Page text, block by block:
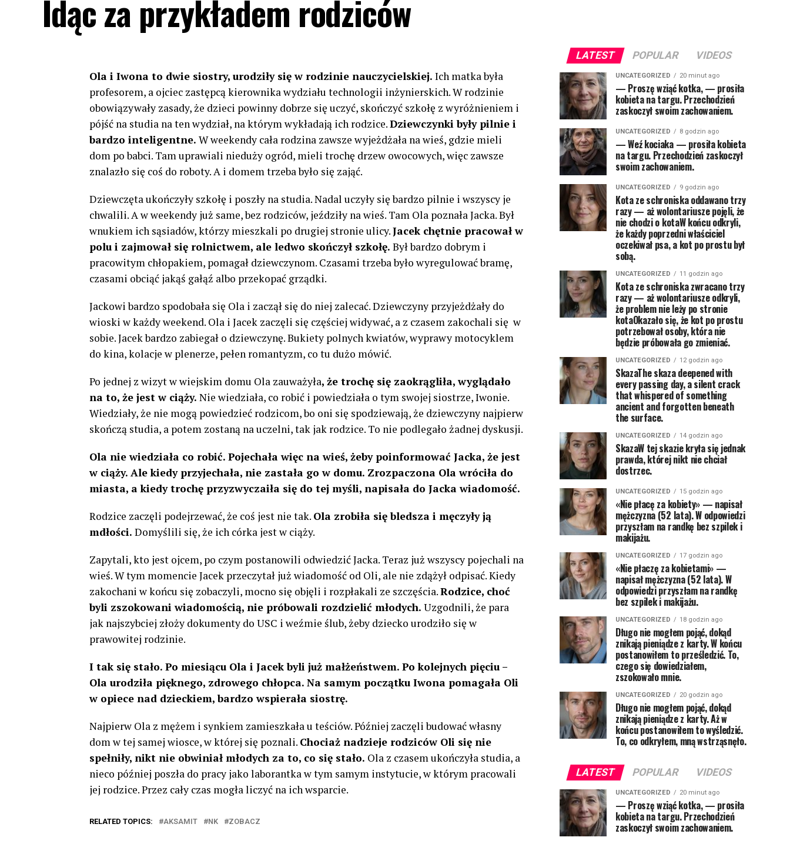
Idąc za przykładem rodziców
Ola i Iwona to dwie siostry, urodziły się w rodzinie nauczycielskiej. Ich matka była
profesorem, a ojciec zastępcą kierownika wydziału technologii inżynierskich. W rodzinie
obowiązywały zasady, że dzieci powinny dobrze się uczyć, skończyć szkołę z wyróżnieniem i
pójść na studia na ten wydział, na którym wykładają ich rodzice.Dziewczynki były pilnie i
bardzo inteligentne. W weekendy cała rodzina zawsze wyjeżdżała na wieś, gdzie mieli
dom po babci. Tam uprawiali nieduży ogród, mieli trochę drzew owocowych, więc zawsze
znalazło się coś do roboty. A i domem trzeba było się zająć.
Dziewczęta ukończyły szkołę i poszły na studia. Nadal uczyły się bardzo pilnie i wszyscy je
chwalili. A w weekendy już same, bez rodziców, jeździły na wieś. Tam Ola poznała Jacka. Był
wnukiem ich sąsiadów, którzy mieszkali po drugiej stronie ulicy.Jacek chętnie pracował w
polu i zajmował się rolnictwem, ale ledwo skończył szkołę. Był bardzo dobrym i
pracowitym chłopakiem, pomagał dziewczynom. Czasami trzeba było wyregulować bramę,
czasami obciąć jakąś gałąź albo przekopać grządki.
Jackowi bardzo spodobała się Ola i zaczął się do niej zalecać. Dziewczyny przyjeżdżały do ​​
wioski w każdy weekend. Ola i Jacek zaczęli się częściej widywać, a z czasem zakochali się w
sobie. Jacek bardzo zabiegał o dziewczynę. Bukiety polnych kwiatów, wyprawy motocyklem
do kina, kolacje w plenerze, pełen romantyzm, co tu dużo mówić.
Po jednej z wizyt w wiejskim domu Ola zauważyła, że trochę się zaokrągliła, wyglądało
na to, że jest w ciąży. Nie wiedziała, co robić i powiedziała o tym swojej siostrze, Iwonie.
Wiedziały, że nie mogą powiedzieć rodzicom, bo oni się spodziewają, że dziewczyny najpierw
skończą studia, a potem zostaną na uczelni, tak jak rodzice. To nie podlegało żadnej dyskusji.
Ola nie wiedziała co robić. Pojechała więc na wieś, żeby poinformować Jacka, że ​​jest
w ciąży. Ale kiedy przyjechała, nie zastała go w domu. Zrozpaczona Ola wróciła do
miasta, a kiedy trochę przyzwyczaiła się do tej myśli, napisała do Jacka wiadomość.
Rodzice zaczęli podejrzewać, że coś jest nie tak. Ola zrobiła się bledsza i męczyły ją
mdłości. Domyślili się, że ich córka jest w ciąży.
Zapytali, kto jest ojcem, po czym postanowili odwiedzić Jacka. Teraz już wszyscy pojechali na
wieś. W tym momencie Jacek przeczytał już wiadomość od Oli, ale nie zdążył odpisać. Kiedy
zakochani w końcu się zobaczyli, mocno się objęli i rozpłakali ze szczęścia.Rodzice, choć
byli zszokowani wiadomością, nie próbowali rozdzielić młodych. Uzgodnili, że para
jak najszybciej złoży dokumenty do USC i weźmie ślub, żeby dziecko urodziło się w
prawowitej rodzinie.
I tak się stało. Po miesiącu Ola i Jacek byli już małżeństwem. Po kolejnych pięciu –
Ola urodziła pięknego, zdrowego chłopca. Na samym początku Iwona pomagała Oli
w opiece nad dzieckiem, bardzo wspierała siostrę.
Najpierw Ola z mężem i synkiem zamieszkała u teściów. Później zaczęli budować własny
dom w tej samej wiosce, w której się poznali. Chociaż nadzieje rodziców Oli się nie
spełniły, nikt nie obwiniał młodych za to, co się stało. Ola z czasem ukończyła studia, a
nieco później poszła do pracy jako laborantka w tym samym instytucie, w którym pracowali
jej rodzice. Przez cały czas mogła liczyć na ich wsparcie.
RELATED TOPICS: AKSAMIT NK ZOBACZ
LATEST POPULAR VIDEOS
UNCATEGORIZED 20 minut ago
— Proszę wziąć kotka, — prosiła
kobieta na targu. Przechodzień
zaskoczył swoim zachowaniem.
UNCATEGORIZED 8 godzin ago
— Weź kociaka — prosiła kobieta
na targu. Przechodzień zaskoczył
swoim zachowaniem.
UNCATEGORIZED 9 godzin ago
Kota ze schroniska oddawano trzy
razy — aż wolontariusze pojęli, że
nie chodzi o kotaW końcu odkryli,
że każdy poprzedni właściciel
oczekiwał psa, a kot po prostu był
sobą.
UNCATEGORIZED 11 godzin ago
Kota ze schroniska zwracano trzy
razy — aż wolontariusze odkryli,
że problem nie leży po stronie
kotaOkazało się, że kot po prostu
potrzebował osoby, która nie
będzie próbowała go zmieniać.
UNCATEGORIZED 12 godzin ago
SkazaThe skaza deepened with
every passing day, a silent crack
that whispered of something
ancient and forgotten beneath
the surface.
UNCATEGORIZED 14 godzin ago
SkazaW tej skazie kryła się jednak
prawda, której nikt nie chciał
dostrzec.
UNCATEGORIZED 15 godzin ago
«Nie płacę za kobiety» — napisał
mężczyzna (52 lata). W odpowiedzi
przyszłam na randkę bez szpilek i
makijażu.
UNCATEGORIZED 17 godzin ago
«Nie płaczę za kobietami» —
napisał mężczyzna (52 lata). W
odpowiedzi przyszłam na randkę
bez szpilek i makijażu.
UNCATEGORIZED 18 godzin ago
Długo nie mogłem pojąć, dokąd
znikają pieniądze z karty. W końcu
postanowiłem to prześledzić. To,
czego się dowiedziałem,
zszokowało mnie.
UNCATEGORIZED 20 godzin ago
Długo nie mogłem pojąć, dokąd
znikają pieniądze z karty. Aż w
końcu postanowiłem to wyśledzić.
To, co odkryłem, mną wstrząsnęło.
LATEST POPULAR VIDEOS
UNCATEGORIZED 20 minut ago
— Proszę wziąć kotka, — prosiła
kobieta na targu. Przechodzień
zaskoczył swoim zachowaniem.